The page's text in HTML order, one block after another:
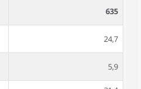
635
24,7
5,9